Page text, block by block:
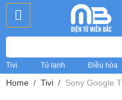
Tivi Tủ lạnh Điều hòa
Home Tivi Sony Google